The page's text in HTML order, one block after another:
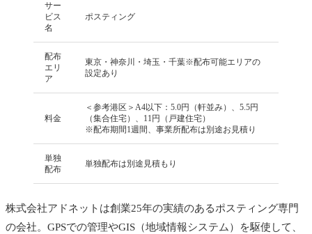
サー
ビス
名
ポスティング
配布
エリ
ア
東京・神奈川・埼玉・千葉※配布可能エリアの
設定あり
料金
＜参考港区＞A4以下：5.0円（軒並み）、5.5円
（集合住宅）、11円（戸建住宅）
※配布期間1週間、事業所配布は別途お見積り
単独
配布
単独配布は別途見積もり
株式会社アドネットは創業25年の実績のあるポスティング専門
の会社。GPSでの管理やGIS（地域情報システム）を駆使して、